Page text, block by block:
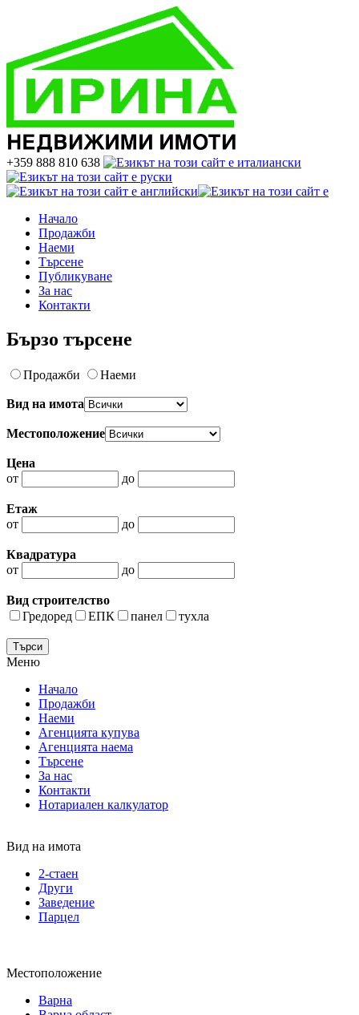
+359 888 810 638
Начало
Продажби
Наеми
Търсене
Публикуване
За нас
Контакти
Бързо търсене
Продажби Наеми
Вид на имота
Местоположение
Цена
от
до
Етаж
от
до
Квадратура
от
до
Вид строителство
Гредоред
ЕПК панел тухла
Меню
Начало
Продажби
Наеми
Агенцията купува
Агенцията наема
Търсене
За нас
Контакти
Нотариален калкулатор
Вид на имота
2-стаен
Други
Заведение
Парцел
Местоположение
Варна